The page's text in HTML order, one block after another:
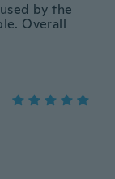
by the
Overall